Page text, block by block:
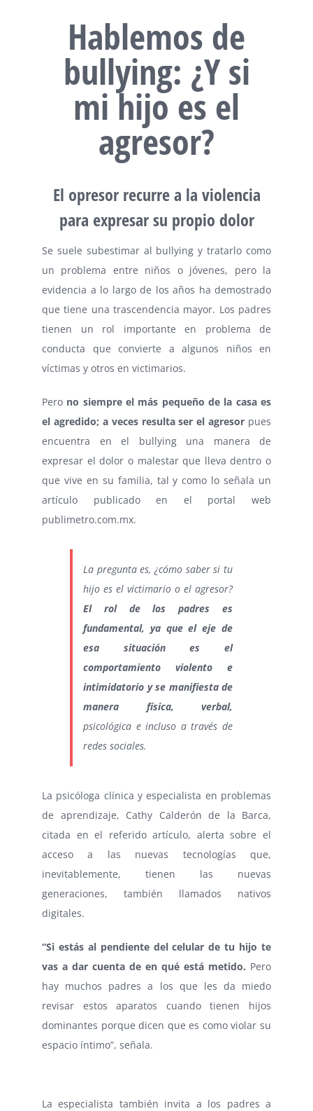
Hablemos de
bullying: ¿Y si
mi hijo es el
agresor?
El opresor recurre a la violencia
para expresar su propio dolor
Se suele subestimar al bullying y tratarlo como
un problema entre niños o jóvenes, pero la
evidencia a lo largo de los años ha demostrado
que tiene una trascendencia mayor. Los padres
tienen un rol importante en problema de
conducta que convierte a algunos niños en
víctimas y otros en victimarios.
Pero no siempre el más pequeño de la casa es
el agredido; a veces resulta ser el agresor pues
encuentra en el bullying una manera de
expresar el dolor o malestar que lleva dentro o
que vive en su familia, tal y como lo señala un
artículo publicado en el portal web
publimetro.com.mx.
La pregunta es, ¿cómo saber si tu
hijo es el victimario o el agresor?
El rol de los padres es
fundamental, ya que el eje de
esa situación es el
comportamiento violento e
intimidatorio y se manifiesta de
manera física, verbal,
psicológica e incluso a través de
redes sociales.
La psicóloga clínica y especialista en problemas
de aprendizaje, Cathy Calderón de la Barca,
citada en el referido artículo, alerta sobre el
acceso a las nuevas tecnologías que,
inevitablemente, tienen las nuevas
generaciones, también llamados nativos
digitales.
“Si estás al pendiente del celular de tu hijo te
vas a dar cuenta de en qué está metido. Pero
hay muchos padres a los que les da miedo
revisar estos aparatos cuando tienen hijos
dominantes porque dicen que es como violar su
espacio íntimo”, señala.
La especialista también invita a los padres a